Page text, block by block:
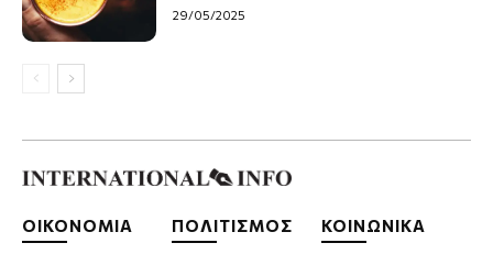
29/05/2025
ΟΙΚΟΝΟΜΙΑ ΠΟΛΙΤΙΣΜΟΣ ΚΟΙΝΩΝΙΚΑ